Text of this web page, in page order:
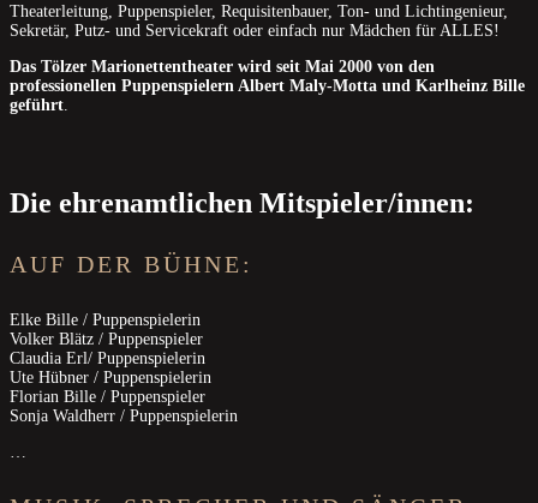
Theaterleitung, Puppenspieler, Requisitenbauer, Ton- und Lichtingenieur,
Sekretär, Putz- und Servicekraft oder einfach nur Mädchen für ALLES!
Das Tölzer Marionettentheater wird seit Mai 2000 von den
professionellen Puppenspielern Albert Maly-Motta und Karlheinz Bille
geführt
Die ehrenamtlichen Mitspieler/innen:
AUF DER BÜHNE:
Elke Bille / Puppenspielerin
Volker Blätz / Puppenspieler
Claudia Erl/ Puppenspielerin
Ute Hübner / Puppenspielerin
Florian Bille / Puppenspieler
Sonja Waldherr / Puppenspielerin